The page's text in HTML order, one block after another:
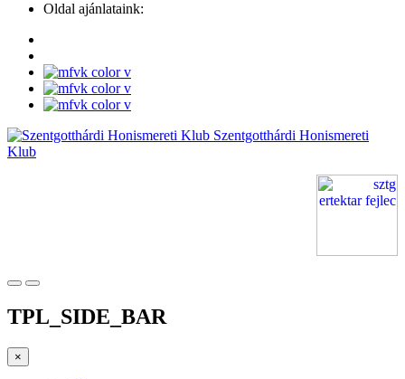
Oldal ajánlataink:
Szentgotthárdi Honismereti
Klub
TPL_SIDE_BAR
×